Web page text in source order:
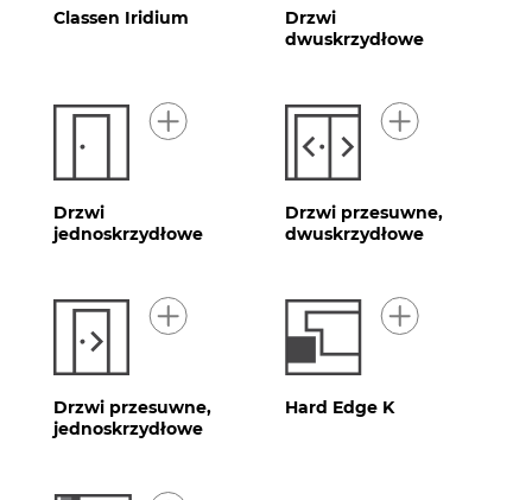
Classen Iridium
Drzwi
dwuskrzydłowe
Drzwi
jednoskrzydłowe
Drzwi przesuwne,
dwuskrzydłowe
Drzwi przesuwne,
jednoskrzydłowe
Hard Edge K